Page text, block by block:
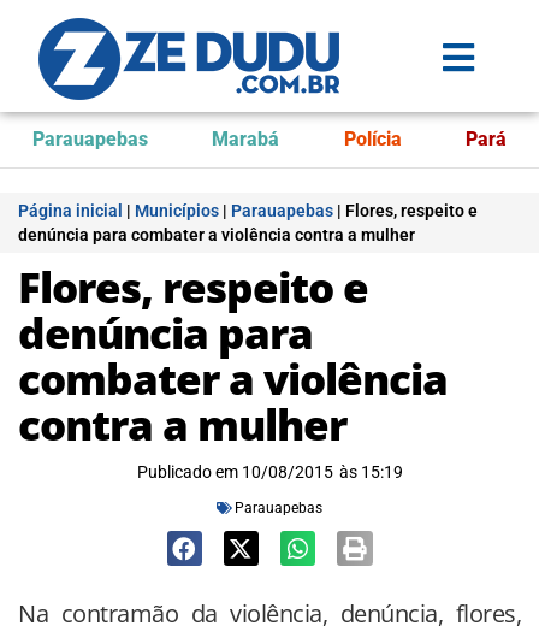
Parauapebas Marabá Polícia Pará
Página inicial | Municípios | Parauapebas | Flores, respeito e
denúncia para combater a violência contra a mulher
Flores, respeito e
denúncia para
combater a violência
contra a mulher
Publicado em 10/08/2015 às 15:19
Parauapebas
Na contramão da violência, denúncia, flores,